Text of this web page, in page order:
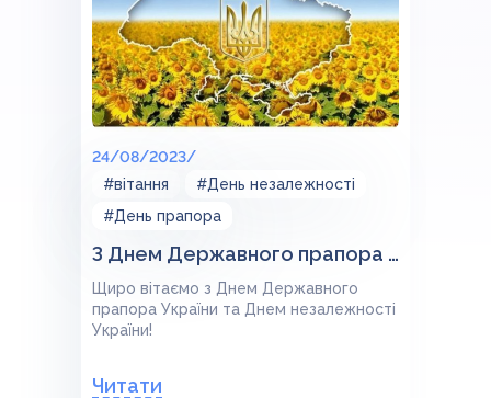
24/08/2023/
#вітання
#День незалежності
#День прапора
З Днем Державного прапора України та Днем незалежності України!
Щиро вітаємо з Днем Державного
прапора України та Днем незалежності
України!
Читати